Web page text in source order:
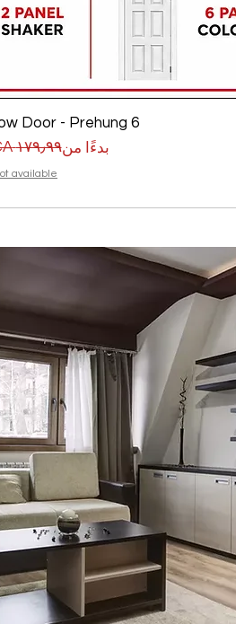
6 Panel Colonist Hollow Door - Prehung
بدءًا من
سعر عادي
‏١٧٩٫٩٩ CA$
سعر البيع
available